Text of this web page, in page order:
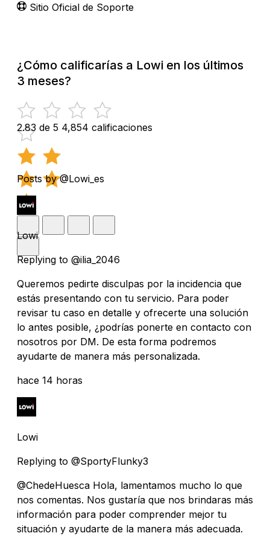
Sitio Oficial de Soporte
¿Cómo calificarías a Lowi en los últimos
3 meses?
2.83 de 5 4,854 calificaciones
Posts by @Lowi_es
Lowi
Replying to @ilia_2046
Queremos pedirte disculpas por la incidencia que
estás presentando con tu servicio. Para poder
revisar tu caso en detalle y ofrecerte una solución
lo antes posible, ¿podrías ponerte en contacto con
nosotros por DM. De esta forma podremos
ayudarte de manera más personalizada.
hace 14 horas
Lowi
Replying to @SportyFlunky3
@ChedeHuesca Hola, lamentamos mucho lo que
nos comentas. Nos gustaría que nos brindaras más
información para poder comprender mejor tu
situación y ayudarte de la manera más adecuada.